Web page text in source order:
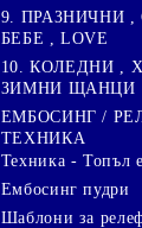
9. ПРАЗНИЧНИ ,
БЕБЕ , LOVE
10. КОЛЕДНИ ,
ЗИМНИ ЩАНЦИ
ЕМБОСИНГ /
ТЕХНИКА
Техника - Топъл
Ембосинг пудри
Шаблони за